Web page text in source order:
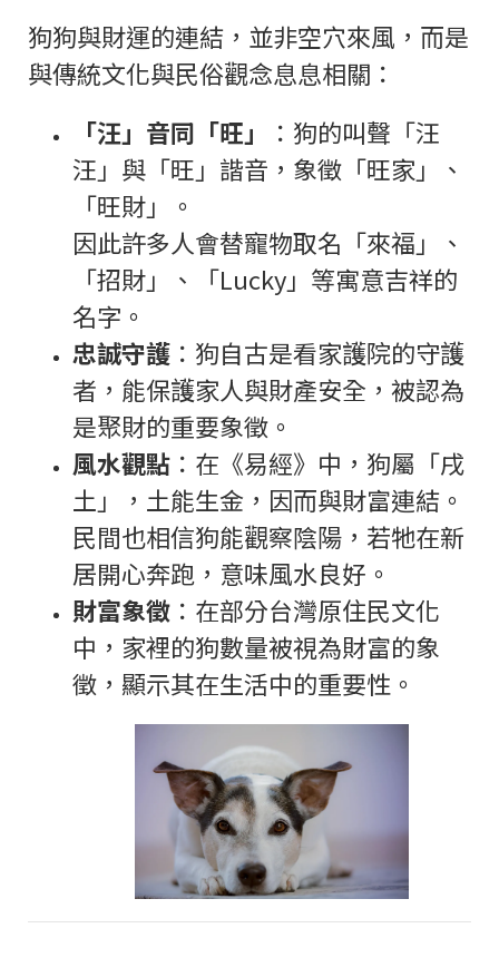
狗狗與財運的連結，並非空穴來風，而是
與傳統文化與民俗觀念息息相關：
「汪」音同「旺」
：狗的叫聲「汪
汪」與「旺」諧音，象徵「旺家」、
「旺財」。
因此許多人會替寵物取名「來福」、
「招財」、「Lucky」等寓意吉祥的
名字。
忠誠守護 ：狗自古是看家護院的守護
者，能保護家人與財產安全，被認為
是聚財的重要象徵。
風水觀點 ：在《易經》中，狗屬「戌
土」，土能生金，因而與財富連結。
民間也相信狗能觀察陰陽，若牠在新
居開心奔跑，意味風水良好。
財富象徵 ：在部分台灣原住民文化
中，家裡的狗數量被視為財富的象
徵，顯示其在生活中的重要性。